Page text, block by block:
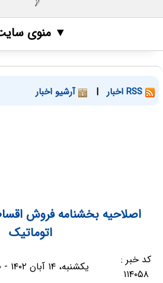
▼ منوی
| آرشیو اخبار
اصلاحیه بخشنامه فروش
اتوماتیک
کد خبر :
۱۱۴۰۵۸
یکشنبه، ۱۴ آبان ۱۴۰۲ - ۱۴:۱۷:۵۰